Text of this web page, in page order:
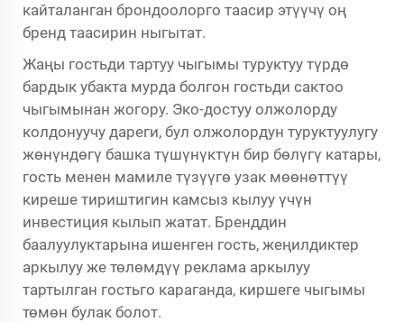
кайталанган брондоолорго таасир этүүчү оң
бренд таасирин ныгытат.
Жаңы гостьди тартуу чыгымы туруктуу түрдө
бардык убакта мурда болгон гостьди сактоо
чыгымынан жогору. Эко-достуу олжолорду
колдонуучу дареги, бул олжолордун туруктуулугу
жөнүндөгү башка түшүнүктүн бир бөлүгү катары,
гость менен мамиле түзүүгө узак мөөнөттүү
киреше тириштигин камсыз кылуу үчүн
инвестиция кылып жатат. Бренддин
баалуулуктарына ишенген гость, жеңилдиктер
аркылуу же төлөмдүү реклама аркылуу
тартылган гостьго караганда, киршеге чыгымы
төмөн булак болот.